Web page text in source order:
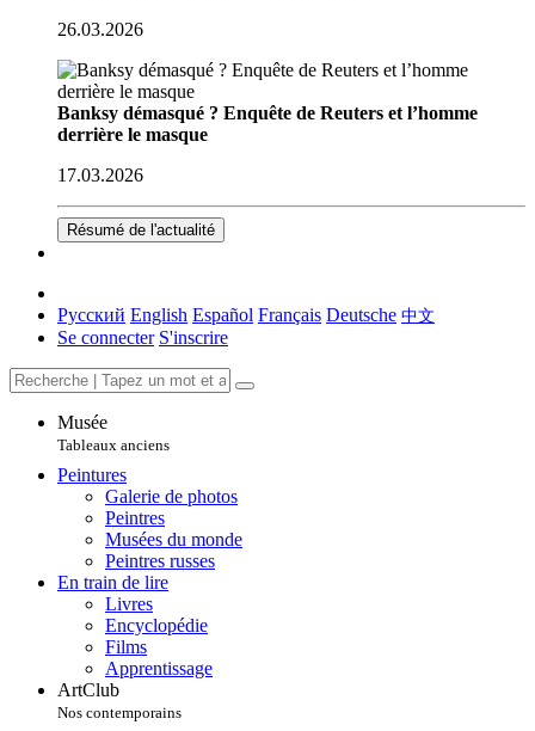
26.03.2026
Banksy démasqué ? Enquête de Reuters et l’homme
derrière le masque
17.03.2026
Résumé de l'actualité
Русский English Español Français Deutsche 中文
Se connecter S'inscrire
Musée
Tableaux anciens
Peintures
Galerie de photos
Peintres
Musées du monde
Peintres russes
En train de lire
Livres
Encyclopédie
Films
Apprentissage
ArtClub
Nos contemporains